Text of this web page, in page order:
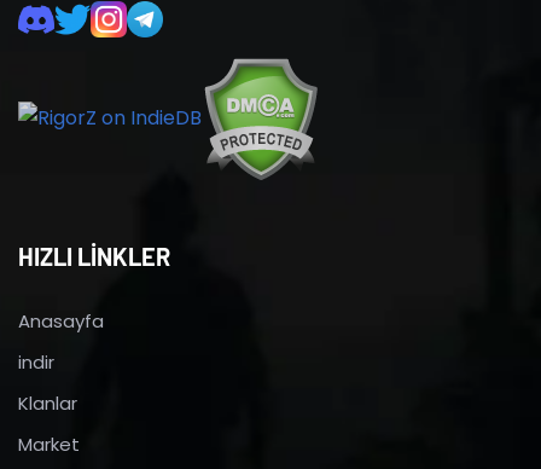
HIZLI LİNKLER
Anasayfa
indir
Klanlar
Market